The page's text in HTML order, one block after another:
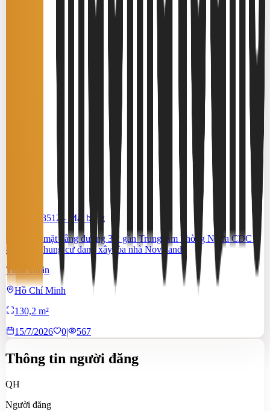
#TS46553512 -
Mặt bằng
Cho thuê mặt bằng đường 3/2 gần Trung tâm Phòng Ngừa CDC –
đối diện chung cư đang xây tòa nhà Novaland
Thỏa thuận
Hồ Chí Minh
130,2 m²
15/7/2026
0| 567
Thông tin người đăng
QH
Người đăng